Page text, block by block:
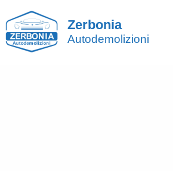
Zerbonia
Autodemolizioni